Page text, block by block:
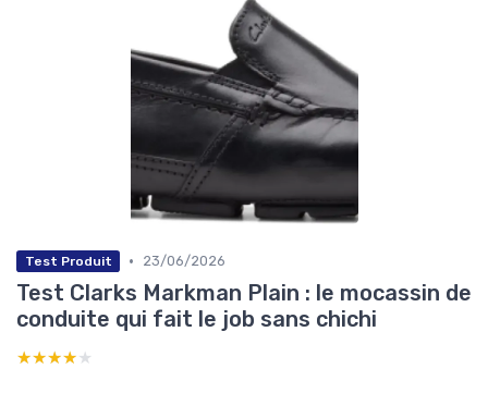
Test Produit • 23/06/2026
Test Clarks Markman Plain : le mocassin de
conduite qui fait le job sans chichi
★★★★★
★★★★★